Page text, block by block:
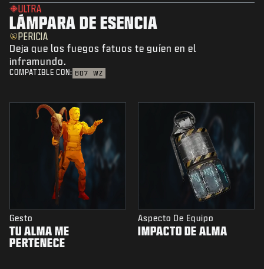
ULTRA
LÁMPARA DE ESENCIA
PERICIA
Deja que los fuegos fatuos te guíen en el
inframundo.
COMPATIBLE CON: BO7 WZ
Gesto
TU ALMA ME
PERTENECE
Aspecto De Equipo
IMPACTO DE ALMA